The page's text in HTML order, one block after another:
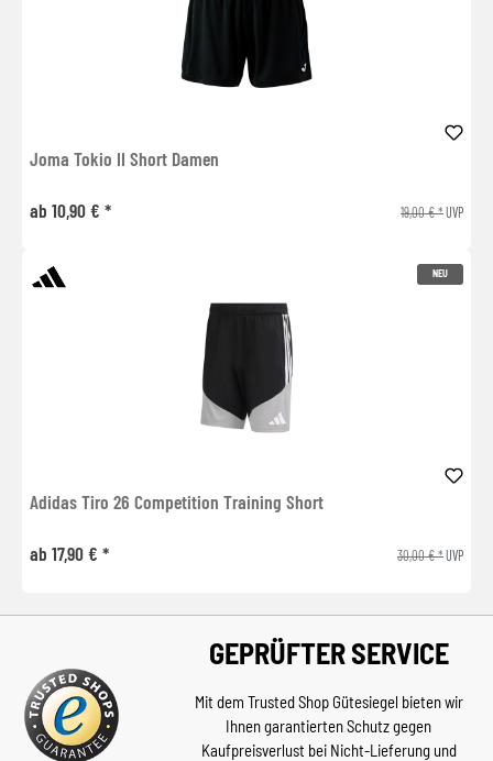
Joma Tokio II Short Damen
ab 10,90 € * 19,00 € *UVP
NEU
Adidas Tiro 26 Competition Training Short
ab 17,90 € * 30,00 € *UVP
GEPRÜFTER SERVICE
Mit dem Trusted Shop Gütesiegel bieten wir
Ihnen garantierten Schutz gegen
Kaufpreisverlust bei Nicht-Lieferung und